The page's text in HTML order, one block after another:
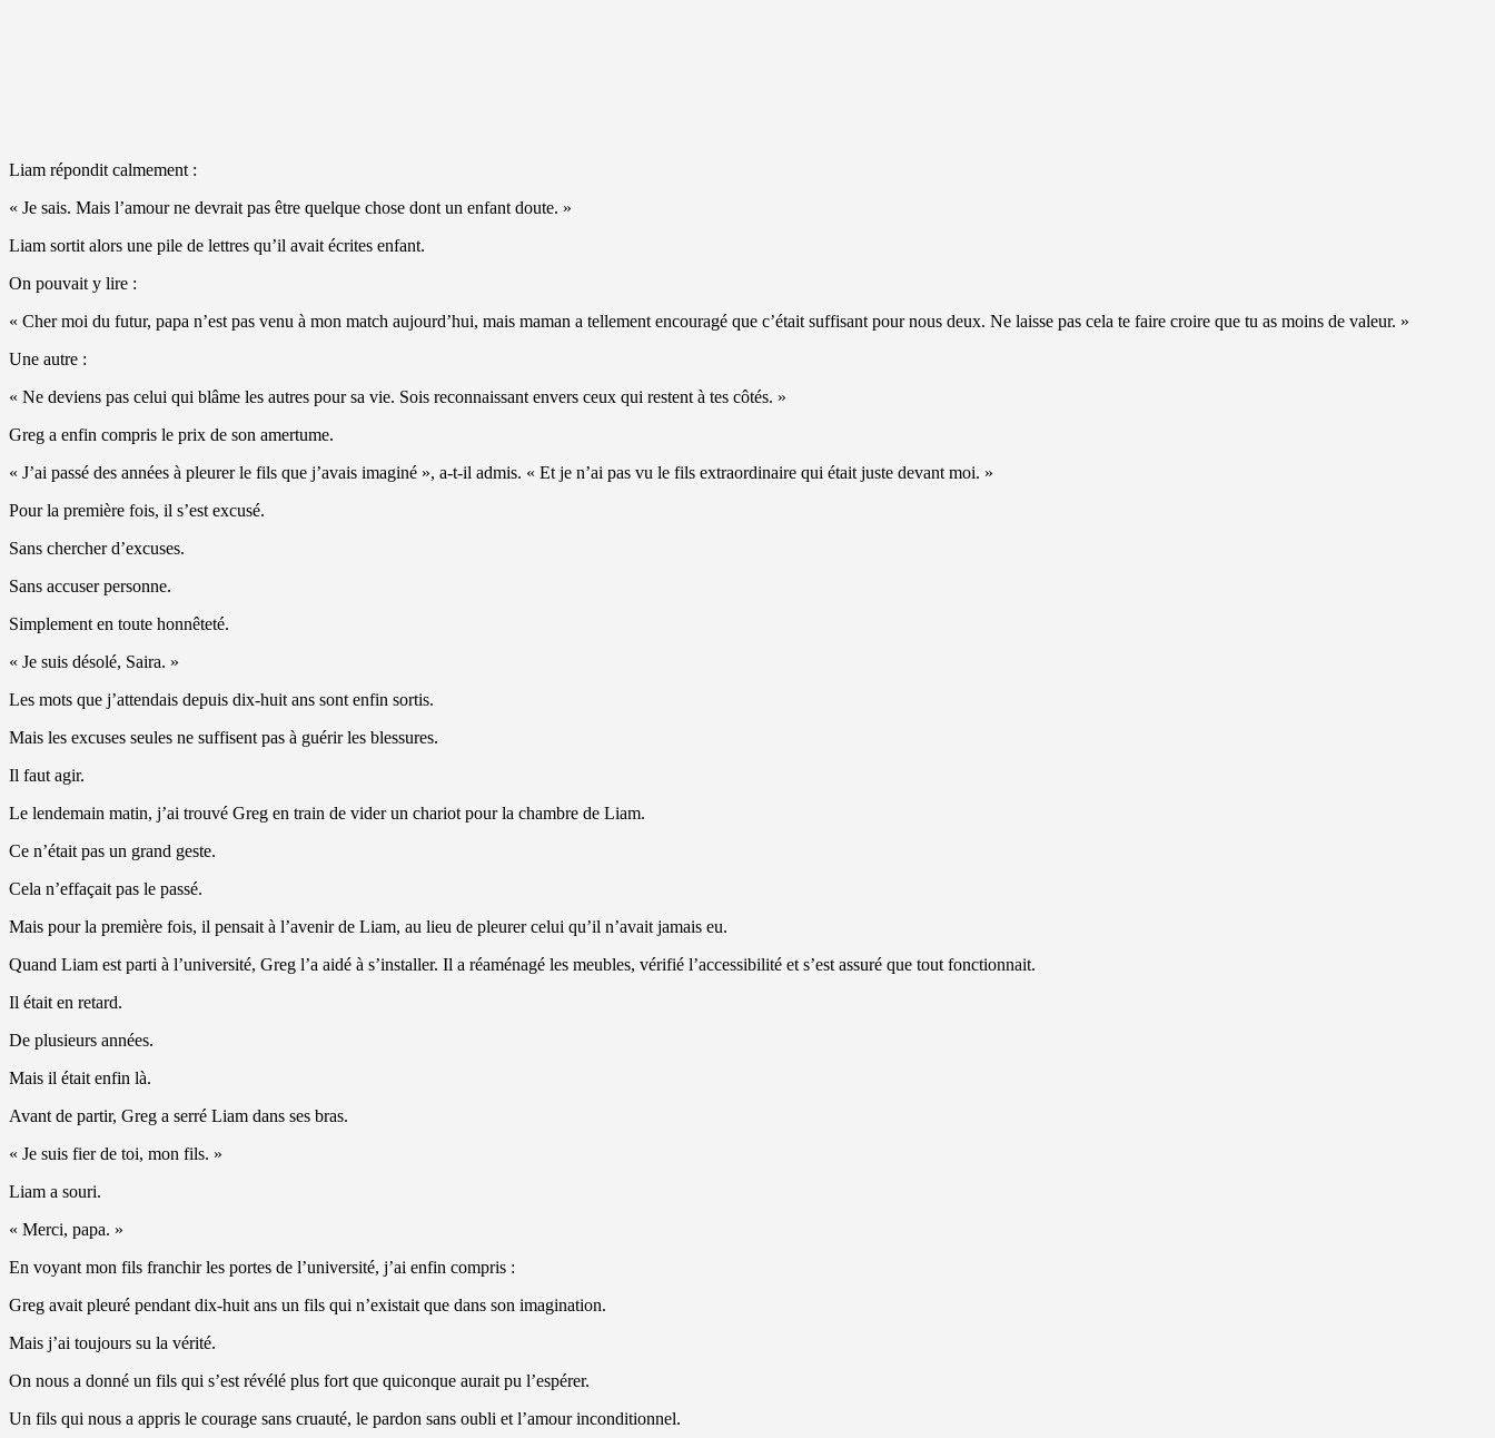
Liam répondit calmement :
« Je sais. Mais l’amour ne devrait pas être quelque chose dont un enfant doute. »
Liam sortit alors une pile de lettres qu’il avait écrites enfant.
On pouvait y lire :
« Cher moi du futur, papa n’est pas venu à mon match aujourd’hui, mais maman a tellement encouragé que c’était suffisant pour nous deux. Ne laisse pas cela te faire croire que tu as moins de valeur. »
Une autre :
« Ne deviens pas celui qui blâme les autres pour sa vie. Sois reconnaissant envers ceux qui restent à tes côtés. »
Greg a enfin compris le prix de son amertume.
« J’ai passé des années à pleurer le fils que j’avais imaginé », a-t-il admis. « Et je n’ai pas vu le fils extraordinaire qui était juste devant moi. »
Pour la première fois, il s’est excusé.
Sans chercher d’excuses.
Sans accuser personne.
Simplement en toute honnêteté.
« Je suis désolé, Saira. »
Les mots que j’attendais depuis dix-huit ans sont enfin sortis.
Mais les excuses seules ne suffisent pas à guérir les blessures.
Il faut agir.
Le lendemain matin, j’ai trouvé Greg en train de vider un chariot pour la chambre de Liam.
Ce n’était pas un grand geste.
Cela n’effaçait pas le passé.
Mais pour la première fois, il pensait à l’avenir de Liam, au lieu de pleurer celui qu’il n’avait jamais eu.
Quand Liam est parti à l’université, Greg l’a aidé à s’installer. Il a réaménagé les meubles, vérifié l’accessibilité et s’est assuré que tout fonctionnait.
Il était en retard.
De plusieurs années.
Mais il était enfin là.
Avant de partir, Greg a serré Liam dans ses bras.
« Je suis fier de toi, mon fils. »
Liam a souri.
« Merci, papa. »
En voyant mon fils franchir les portes de l’université, j’ai enfin compris :
Greg avait pleuré pendant dix-huit ans un fils qui n’existait que dans son imagination.
Mais j’ai toujours su la vérité.
On nous a donné un fils qui s’est révélé plus fort que quiconque aurait pu l’espérer.
Un fils qui nous a appris le courage sans cruauté, le pardon sans oubli et l’amour inconditionnel.